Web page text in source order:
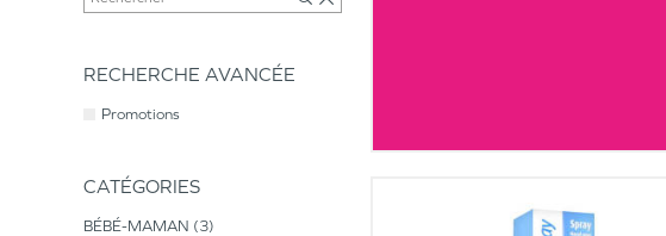
RECHERCHE AVANCÉE
Promotions
CATÉGORIES
BÉBÉ-MAMAN
3